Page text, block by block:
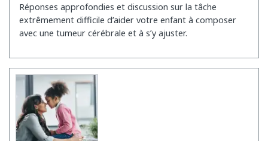
Réponses approfondies et discussion sur la tâche
extrêmement difficile d’aider votre enfant à composer
avec une tumeur cérébrale et à s’y ajuster.